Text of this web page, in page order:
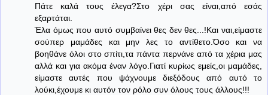
Πάτε καλά τους έλεγα?Στο χέρι σας είναι,από εσάς
εξαρτάται.
Έλα όμως που αυτό συμβαίνει θες δεν θες...!Και ναι,είμαστε
σούπερ μαμάδες και μην λες το αντίθετο.Όσο και να
βοηθάνε όλοι στο σπίτι,τα πάντα περνάνε από τα χέρια μας
αλλά και για ακόμα έναν λόγο.Γιατί κυρίως εμείς,οι μαμάδες,
είμαστε αυτές που ψάχνουμε διεξόδους από αυτό το
λούκι,έχουμε κι αυτόν τον ρόλο συν όλους τους άλλους!!!